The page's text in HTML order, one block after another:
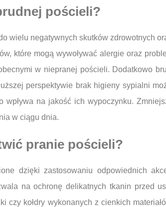
pościeli?
wielu negatywnych skutków zdrowotnych
które mogą wywoływać alergie oraz
w niepranej pościeli. Dodatkowo
perspektywie brak higieny sypialni
wpływa na jakość ich wypoczynku.
w ciągu dnia.
pranie pościeli?
dzięki zastosowaniu odpowiednich
na ochronę delikatnych tkanin przed
czy kołdry wykonanych z cienkich